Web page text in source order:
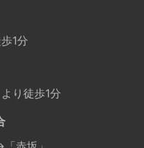
1分
り徒歩1分